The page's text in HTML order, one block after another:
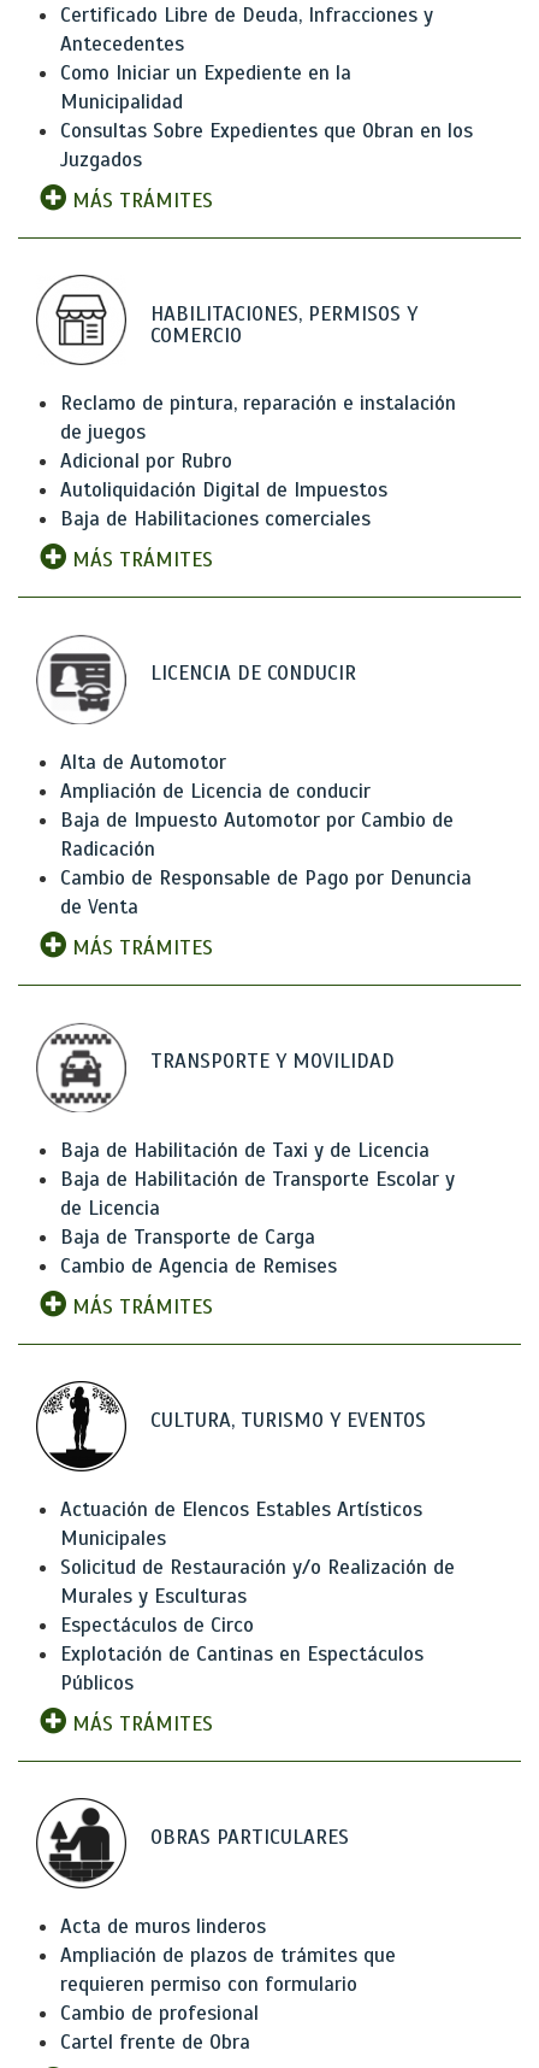
Certificado Libre de Deuda, Infracciones y
Antecedentes
Como Iniciar un Expediente en la
Municipalidad
Consultas Sobre Expedientes que Obran en los
Juzgados
MÁS TRÁMITES
HABILITACIONES, PERMISOS Y
COMERCIO
Reclamo de pintura, reparación e instalación
de juegos
Adicional por Rubro
Autoliquidación Digital de Impuestos
Baja de Habilitaciones comerciales
MÁS TRÁMITES
LICENCIA DE CONDUCIR
Alta de Automotor
Ampliación de Licencia de conducir
Baja de Impuesto Automotor por Cambio de
Radicación
Cambio de Responsable de Pago por Denuncia
de Venta
MÁS TRÁMITES
TRANSPORTE Y MOVILIDAD
Baja de Habilitación de Taxi y de Licencia
Baja de Habilitación de Transporte Escolar y
de Licencia
Baja de Transporte de Carga
Cambio de Agencia de Remises
MÁS TRÁMITES
CULTURA, TURISMO Y EVENTOS
Actuación de Elencos Estables Artísticos
Municipales
Solicitud de Restauración y/o Realización de
Murales y Esculturas
Espectáculos de Circo
Explotación de Cantinas en Espectáculos
Públicos
MÁS TRÁMITES
OBRAS PARTICULARES
Acta de muros linderos
Ampliación de plazos de trámites que
requieren permiso con formulario
Cambio de profesional
Cartel frente de Obra